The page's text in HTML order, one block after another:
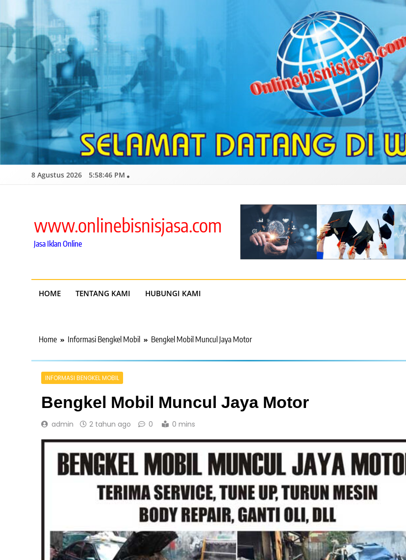
content
8 Agustus 2026 5:58:47 PM
www.onlinebisnisjasa.com
Jasa Iklan Online
HOME TENTANG KAMI HUBUNGI KAMI
Home Informasi Bengkel Mobil Bengkel Mobil Muncul Jaya Motor
INFORMASI BENGKEL MOBIL
Bengkel Mobil Muncul Jaya Motor
admin 2 tahun ago 0 0 mins